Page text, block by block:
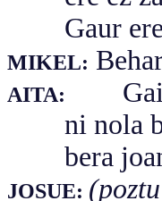
Gaur
MIKEL:
AITA:
ni nola
bera joan
JOSUE: